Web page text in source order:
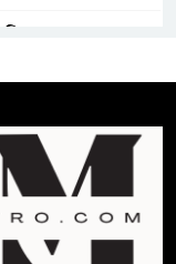
ডলারের ‘বলরুম
ভারতের
জয়সওয়াল
ফিরে আসুক,